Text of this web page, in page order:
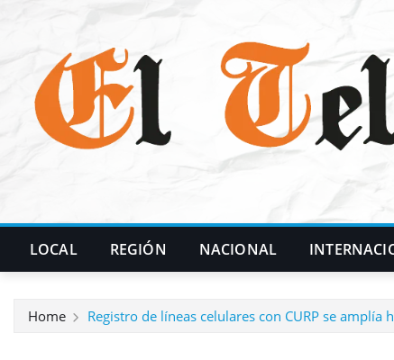
LOCAL REGIÓN NACIONAL
Home Registro de líneas celulares con CURP se amplía